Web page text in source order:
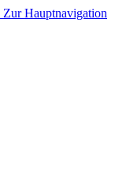
Zur Hauptnavigation